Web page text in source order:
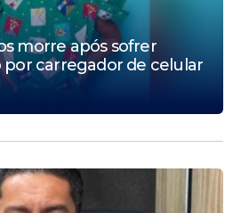
morre após sofrer
carregador de celular